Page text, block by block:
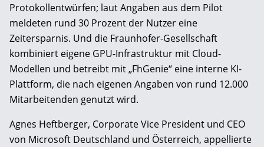
Protokollentwürfen; laut Angaben aus dem Pilot
meldeten rund 30 Prozent der Nutzer eine
Zeitersparnis. Und die Fraunhofer-Gesellschaft
kombiniert eigene GPU-Infrastruktur mit Cloud-
Modellen und betreibt mit „FhGenie“ eine interne KI-
Plattform, die nach eigenen Angaben von rund 12.000
Mitarbeitenden genutzt wird.
Agnes Heftberger, Corporate Vice President und CEO
von Microsoft Deutschland und Österreich, appellierte